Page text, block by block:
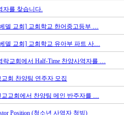
자를 찾습니다.
델 교회] 교회학교 한어중고등부 …
델 교회] 교회학교 유아부 파트 사…
락교회에서 Half-Time 찬양사역자를 …
회 찬양팀 연주자 모집
교교회에서 찬양팀 메인 반주자를 …
Position (청소년 사역자 청빙)